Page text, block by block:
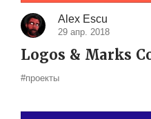
Alex Escu
29 апр. 2018
Logos & Marks
#проекты